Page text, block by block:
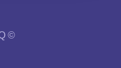
© EduIQ، جملہ حقوق محفوظ ہیں۔